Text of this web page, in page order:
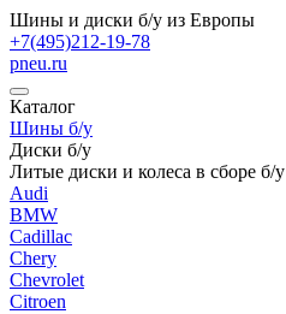
Шины и диски б/у из Европы
+7(495)212-19-78
pneu.ru
Каталог
Шины б/у
Диски б/у
Литые диски и колеса в сборе б/у
Audi
BMW
Cadillac
Chery
Chevrolet
Citroen